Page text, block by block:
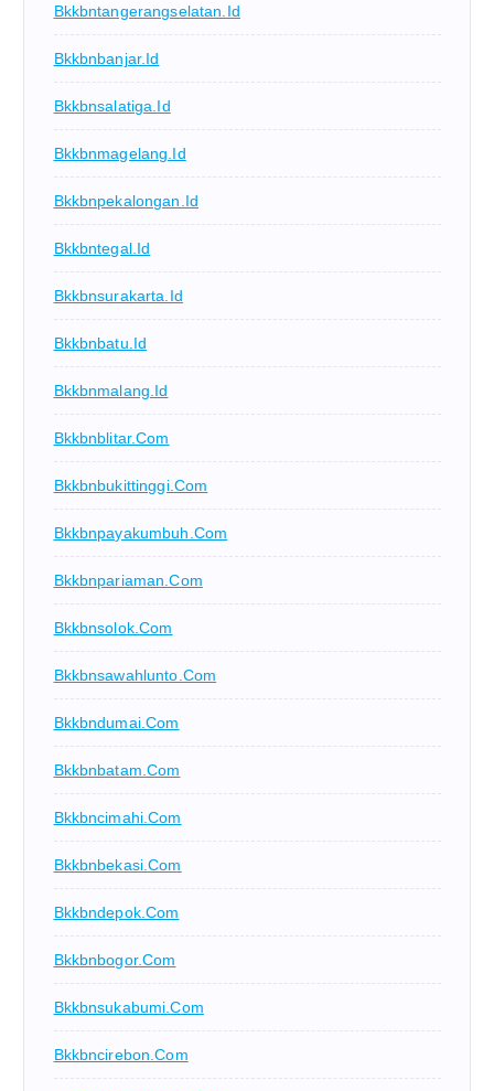
Bkkbntangerangselatan.id
Bkkbnbanjar.id
Bkkbnsalatiga.id
Bkkbnmagelang.id
Bkkbnpekalongan.id
Bkkbntegal.id
Bkkbnsurakarta.id
Bkkbnbatu.id
Bkkbnmalang.id
Bkkbnblitar.com
Bkkbnbukittinggi.com
Bkkbnpayakumbuh.com
Bkkbnpariaman.com
Bkkbnsolok.com
Bkkbnsawahlunto.com
Bkkbndumai.com
Bkkbnbatam.com
Bkkbncimahi.com
Bkkbnbekasi.com
Bkkbndepok.com
Bkkbnbogor.com
Bkkbnsukabumi.com
Bkkbncirebon.com